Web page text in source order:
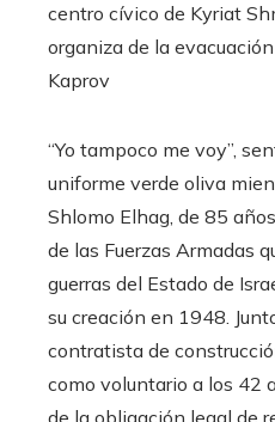
centro cívico de Kyriat
organiza de la
Kaprov
“Yo tampoco me voy”,
uniforme verde oliva
Shlomo Elhag, de 85
de las Fuerzas Armadas
guerras del Estado de
su creación en 1948.
contratista de
como voluntario a los 42